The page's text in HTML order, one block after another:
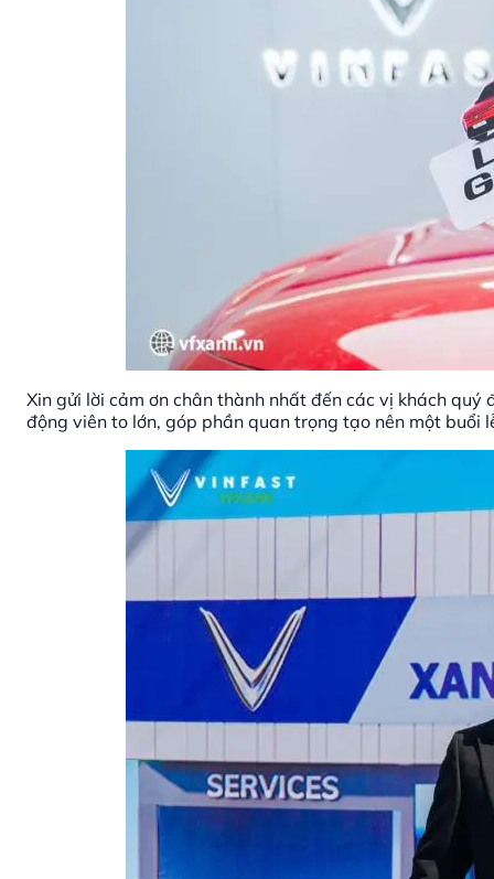
Xin gửi lời cảm ơn chân thành nhất đến các vị khách
động viên to lớn, góp phần quan trọng tạo nên một buổi